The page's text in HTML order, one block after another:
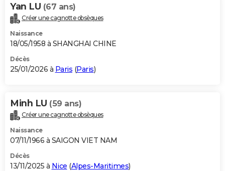
Bricolage
Lifestyle
Culture
Sport
Auto
Television
Voyage
Cinema
Yan LU (67 ans)
Créer une cagnotte obsèques
Naissance
18/05/1958 à SHANGHAI CHINE
Décès
25/01/2026 à Paris (Paris)
Minh LU (59 ans)
Créer une cagnotte obsèques
Naissance
07/11/1966 à SAIGON VIET NAM
Décès
13/11/2025 à Nice (Alpes-Maritimes)